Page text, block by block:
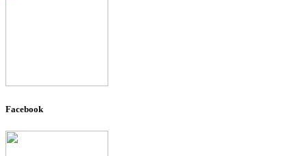
Facebook